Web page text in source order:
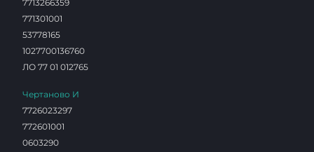
7713266359
771301001
53778165
1027700136760
ЛО 77 01 012765
Чертаново И
7726023297
772601001
0603290